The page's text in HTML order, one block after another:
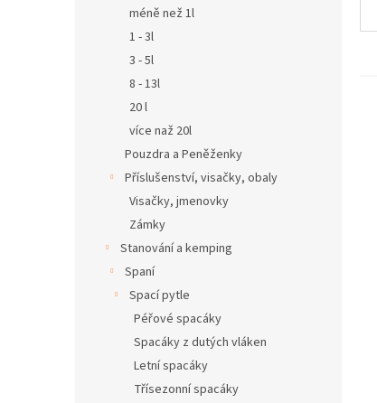
méně než 1l
1 - 3l
3 - 5l
8 - 13l
20 l
více naž 20l
Pouzdra a Peněženky
Příslušenství, visačky, obaly
Visačky, jmenovky
Zámky
Stanování a kemping
Spaní
Spací pytle
Péřové spacáky
Spacáky z dutých vláken
Letní spacáky
Třísezonní spacáky